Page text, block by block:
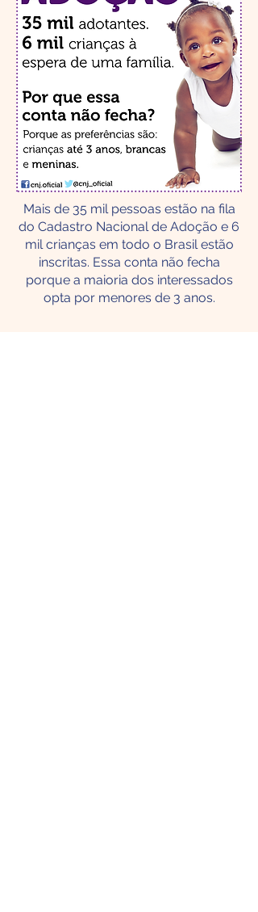
Mais de 35 mil pessoas estão na fila
do Cadastro Nacional de Adoção e 6
mil crianças em todo o Brasil estão
inscritas. Essa conta não fecha
porque a maioria dos interessados
opta por menores de 3 anos.